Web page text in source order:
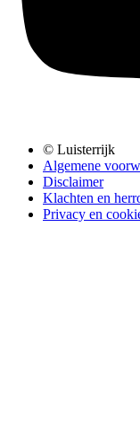
© Luisterrijk
Algemene
Disclaimer
Klachten en
Privacy en